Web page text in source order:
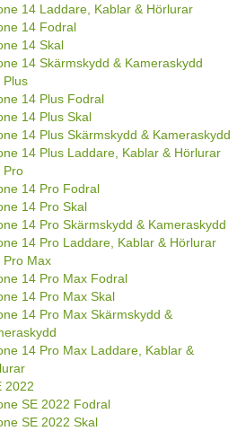
14 Laddare, Kablar & Hörlurar
14 Fodral
14 Skal
14 Skärmskydd & Kameraskydd
Plus
14 Plus Fodral
14 Plus Skal
14 Plus Skärmskydd & Kameraskydd
14 Plus Laddare, Kablar & Hörlurar
Pro
14 Pro Fodral
14 Pro Skal
14 Pro Skärmskydd & Kameraskydd
14 Pro Laddare, Kablar & Hörlurar
Pro Max
14 Pro Max Fodral
14 Pro Max Skal
14 Pro Max Skärmskydd &
14 Pro Max Laddare, Kablar &
2022
SE 2022 Fodral
SE 2022 Skal